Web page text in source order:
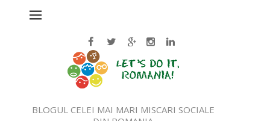
BLOGUL CELEI MAI MARI MISCARI SOCIALE